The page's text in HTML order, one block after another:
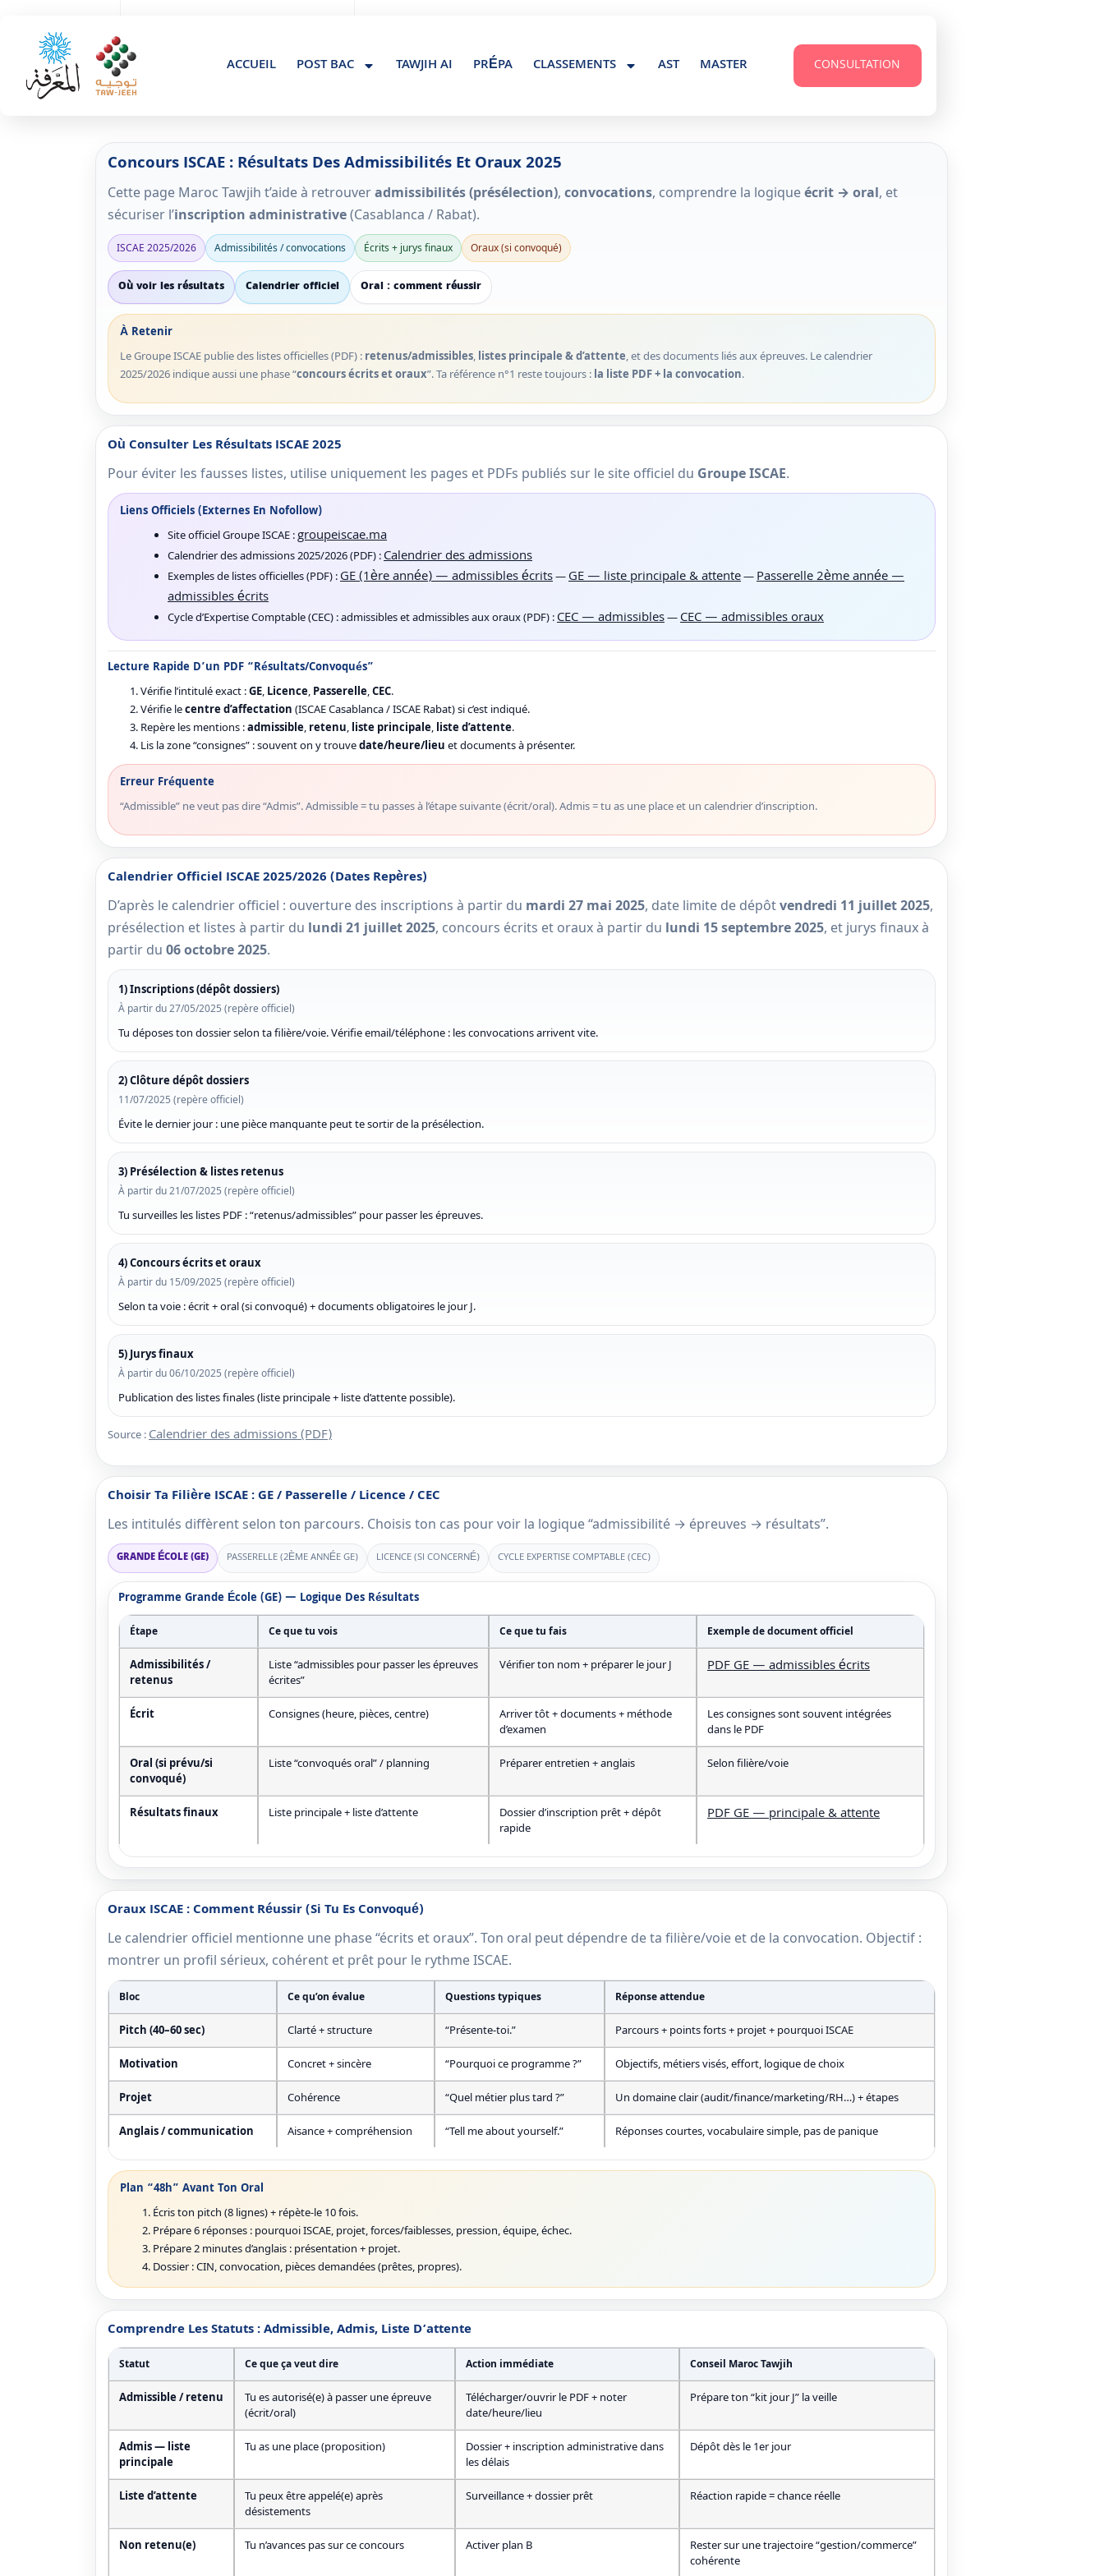
ACCUEIL POST BAC TAWJIH AI PRÉPA CLASSEMENTS AST MASTER CONSULTATION
Concours ISCAE : Résultats Des Admissibilités Et Oraux 2025
Cette page Maroc Tawjih t’aide à retrouveradmissibilités (présélection), convocations, comprendre la logiqueécrit → oral, et
sécuriser l’inscription administrative(Casablanca / Rabat).
ISCAE 2025/2026 Admissibilités / convocations Écrits + jurys finaux Oraux (si convoqué)
Où voir les résultats Calendrier officiel Oral : comment réussir
À Retenir
Le Groupe ISCAE publie des listes officielles (PDF) : retenus/admissibles, listes principale & d’attente, et des documents liés aux épreuves. Le calendrier
2025/2026 indique aussi une phase “concours écrits et oraux”. Ta référence n°1 reste toujours : la liste PDF + la convocation.
Où Consulter Les Résultats ISCAE 2025
Pour éviter les fausses listes, utilise uniquement les pages et PDFs publiés sur le site officiel du Groupe ISCAE.
Liens Officiels (externes En Nofollow)
Site officiel Groupe ISCAE :groupeiscae.ma
Calendrier des admissions 2025/2026 (PDF) :Calendrier des admissions
Exemples de listes officielles (PDF) :GE (1ère année) — admissibles écrits—GE — liste principale & attente—Passerelle 2ème année —
admissibles écrits
Cycle d’Expertise Comptable (CEC) : admissibles et admissibles aux oraux (PDF) :CEC — admissibles—CEC — admissibles oraux
Lecture Rapide D’un PDF “Résultats/Convoqués”
Vérifie l’intitulé exact :GE, Licence, Passerelle,CEC.
Vérifie lecentre d’affectation (ISCAE Casablanca / ISCAE Rabat) si c’est indiqué.
Repère les mentions :admissible, retenu, liste principale, liste d’attente.
Lis la zone “consignes” : souvent on y trouvedate/heure/lieu et documents à présenter.
Erreur Fréquente
“Admissible” ne veut pas dire “Admis”. Admissible = tu passes à l’étape suivante (écrit/oral). Admis = tu as une place et un calendrier d’inscription.
Calendrier Officiel ISCAE 2025/2026 (dates Repères)
D’après le calendrier officiel : ouverture des inscriptions à partir du mardi 27 mai 2025, date limite de dépôtvendredi 11 juillet 2025,
présélection et listes à partir du lundi 21 juillet 2025, concours écrits et oraux à partir du lundi 15 septembre 2025, et jurys finaux à
partir du 06 octobre 2025.
1) Inscriptions (dépôt dossiers)
À partir du 27/05/2025 (repère officiel)
Tu déposes ton dossier selon ta filière/voie. Vérifie email/téléphone : les convocations arrivent vite.
2) Clôture dépôt dossiers
11/07/2025 (repère officiel)
Évite le dernier jour : une pièce manquante peut te sortir de la présélection.
3) Présélection & listes retenus
À partir du 21/07/2025 (repère officiel)
Tu surveilles les listes PDF : “retenus/admissibles” pour passer les épreuves.
4) Concours écrits et oraux
À partir du 15/09/2025 (repère officiel)
Selon ta voie : écrit + oral (si convoqué) + documents obligatoires le jour J.
5) Jurys finaux
À partir du 06/10/2025 (repère officiel)
Publication des listes finales (liste principale + liste d’attente possible).
Source :Calendrier des admissions (PDF)
Choisir Ta Filière ISCAE : GE / Passerelle / Licence / CEC
Les intitulés diffèrent selon ton parcours. Choisis ton cas pour voir la logique “admissibilité → épreuves → résultats”.
GRANDE ÉCOLE (GE) PASSERELLE (2ÈME ANNÉE GE) LICENCE (SI CONCERNÉ) CYCLE EXPERTISE COMPTABLE (CEC)
Programme Grande École (GE) — Logique Des Résultats
Étape Ce que tu vois Ce que tu fais Exemple de document officiel
Admissibilités /
retenus
Liste “admissibles pour passer les épreuves
écrites”
Vérifier ton nom + préparer le jour J PDF GE — admissibles écrits
Écrit Consignes (heure, pièces, centre)
Arriver tôt + documents + méthode
d’examen
Les consignes sont souvent intégrées
dans le PDF
Oral (si prévu/si
convoqué)
Liste “convoqués oral” / planning Préparer entretien + anglais Selon filière/voie
Résultats finaux Liste principale + liste d’attente
Dossier d’inscription prêt + dépôt
rapide
PDF GE — principale & attente
Oraux ISCAE : Comment Réussir (si Tu Es Convoqué)
Le calendrier officiel mentionne une phase “écrits et oraux”. Ton oral peut dépendre de ta filière/voie et de la convocation. Objectif :
montrer un profil sérieux, cohérent et prêt pour le rythme ISCAE.
Bloc Ce qu’on évalue Questions typiques Réponse attendue
Pitch (40–60 sec) Clarté + structure “Présente-toi.” Parcours + points forts + projet + pourquoi ISCAE
Motivation Concret + sincère “Pourquoi ce programme ?” Objectifs, métiers visés, effort, logique de choix
Projet Cohérence “Quel métier plus tard ?” Un domaine clair (audit/finance/marketing/RH…) + étapes
Anglais / communication Aisance + compréhension “Tell me about yourself.” Réponses courtes, vocabulaire simple, pas de panique
Plan “48h” Avant Ton Oral
Écris ton pitch (8 lignes) + répète-le 10 fois.
Prépare 6 réponses : pourquoi ISCAE, projet, forces/faiblesses, pression, équipe, échec.
Prépare 2 minutes d’anglais : présentation + projet.
Dossier : CIN, convocation, pièces demandées (prêtes, propres).
Comprendre Les Statuts : Admissible, Admis, Liste D’attente
Statut Ce que ça veut dire Action immédiate Conseil Maroc Tawjih
Admissible / retenu
Tu es autorisé(e) à passer une épreuve
(écrit/oral)
Télécharger/ouvrir le PDF + noter
date/heure/lieu
Prépare ton “kit jour J” la veille
Admis — liste
principale
Tu as une place (proposition)
Dossier + inscription administrative dans
les délais
Dépôt dès le 1er jour
Liste d’attente
Tu peux être appelé(e) après
désistements
Surveillance + dossier prêt Réaction rapide = chance réelle
Non retenu(e) Tu n’avances pas sur ce concours Activer plan B
Rester sur une trajectoire “gestion/commerce”
cohérente